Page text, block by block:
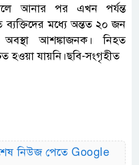
আনার পর এখন পর্যন্ত
মধ্যে অন্তত ২০ জন
অবস্থা আশঙ্কাজনক। নিহত
হওয়া যায়নি।ছবি-সংগৃহীত
নিউজ পেতে Google